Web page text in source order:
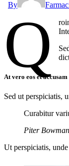
By
Q
At vero eos et accusam
Sed ut perspiciatis,
Curabitur
Piter Bowman
Ut perspiciatis,